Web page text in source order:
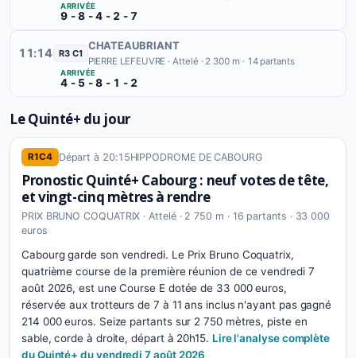
ARRIVÉE
9 - 8 - 4 - 2 - 7
11:14 R3 C1
CHATEAUBRIANT
PIERRE LEFEUVRE ·Attelé · 2 300 m · 14 partants
ARRIVÉE
4 - 5 - 8 - 1 - 2
Le Quinté+ du jour
R1C4 Départ à 20:15HIPPODROME DE CABOURG
Pronostic Quinté+ Cabourg : neuf votes de tête,
et vingt-cinq mètres à rendre
PRIX BRUNO COQUATRIX · Attelé · 2 750 m · 16 partants · 33 000
euros
Cabourg garde son vendredi. Le Prix Bruno Coquatrix,
quatrième course de la première réunion de ce vendredi 7
août 2026, est une Course E dotée de 33 000 euros,
réservée aux trotteurs de 7 à 11 ans inclus n'ayant pas gagné
214 000 euros. Seize partants sur 2 750 mètres, piste en
sable, corde à droite, départ à 20h15. Lire l'analyse complète
du Quinté+ du vendredi 7 août 2026